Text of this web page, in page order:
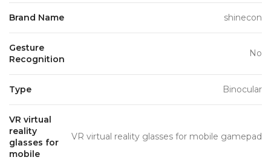
Brand Name shinecon
Gesture
Recognition
No
Type Binocular
VR virtual
reality
glasses for
mobile
VR virtual reality glasses for mobile gamepad